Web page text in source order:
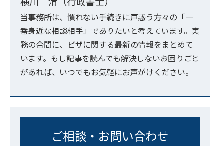
当事務所は、慣れない手続きに戸惑う方々の「一
番身近な相談相手」でありたいと考えています。実
務の合間に、ビザに関する最新の情報をまとめて
います。もし記事を読んでも解決しないお困りごと
があれば、いつでもお気軽にお声がけください。
ご相談・お問い合わせ